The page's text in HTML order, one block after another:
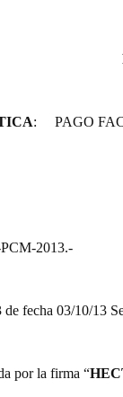
: PAGO
2013.-
fecha 03/10/13
por la firma “